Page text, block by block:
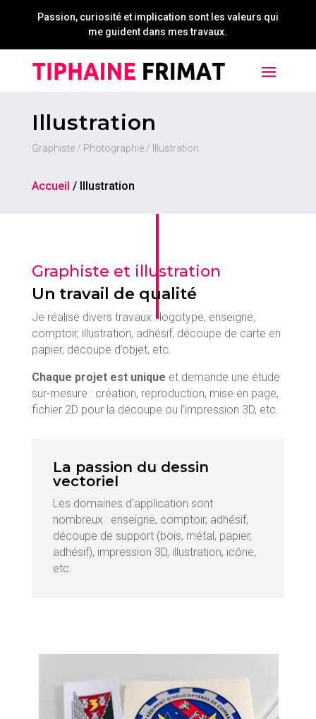
Passion, curiosité et implication sont les valeurs qui
me guident dans mes travaux.
Illustration
Graphiste / Photographie / Illustration
Accueil / Illustration
Graphiste et illustration
Un travail de qualité
Je réalise divers travaux : logotype, enseigne,
comptoir, illustration, adhésif, découpe de carte en
papier, découpe d’objet, etc.
Chaque projet est unique et demande une étude
sur-mesure : création, reproduction, mise en page,
fichier 2D pour la découpe ou l’impression 3D, etc.
La passion du dessin
vectoriel
Les domaines d’application sont
nombreux : enseigne, comptoir, adhésif,
découpe de support (bois, métal, papier,
adhésif), impression 3D, illustration, icône,
etc.